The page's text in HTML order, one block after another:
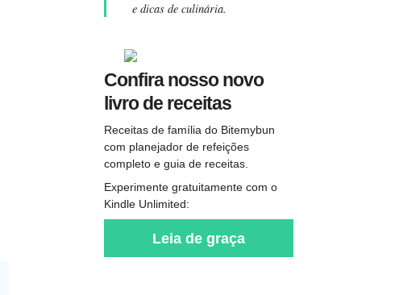
e dicas de culinária.
Confira nosso novo
livro de receitas
Receitas de família do Bitemybun
com planejador de refeições
completo e guia de receitas.
Experimente gratuitamente com o
Kindle Unlimited:
Leia de graça